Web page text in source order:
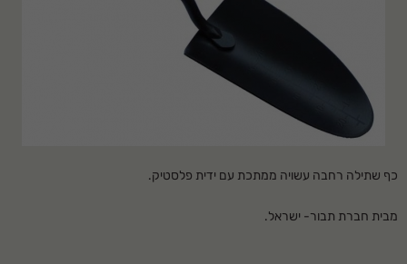
כף שתילה רחבה עשויה ממתכת עם ידית פלסטיק.
מבית חברת תבור- ישראל.